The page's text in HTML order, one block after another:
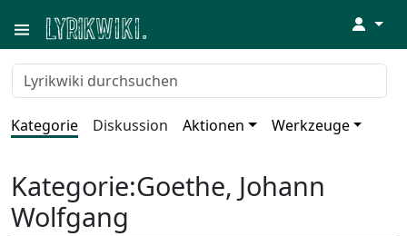
↓
Kategorie Diskussion Aktionen Werkzeuge
Kategorie:Goethe, Johann
Wolfgang